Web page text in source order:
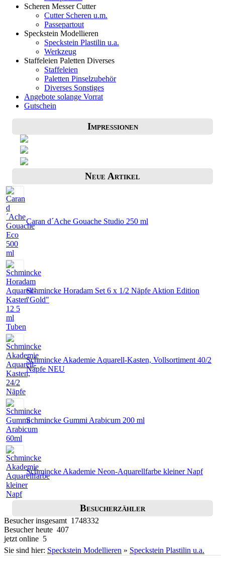
Scheren Messer Cutter
Cutter Scheren u.m.
Passepartout
Speckstein Modellieren
Speckstein Plastilin u.a.
Werkzeug
Staffeleien Paletten Diverses
Staffeleien
Paletten Pinselzubehör
Diverses Sonstiges
Angebote solange Vorrat
Gutschein
Impressionen
Neue Artikel
Caran d´Ache Gouache Studio 250 ml
Schmincke Horadam Set 6 x 1/2 Näpfe Aktion Edition
"Gold"
Schmincke Akademie Aquarell-Kasten, Vollsortiment 40/2
Näpfe NEU
Schmincke Gummi Arabicum 200 ml
Schmincke Akademie Neon-Aquarellfarbe kleiner Napf
Besucherzähler
Besucher insgesamt 1748332
Besucher heute 407
jetzt online 5
Sie sind hier: Speckstein Modellieren » Speckstein Plastilin u.a.